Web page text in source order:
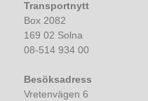
Transportnytt
Box 2082
169 02 Solna
08-514 934 00
Besöksadress
Vretenvägen 6